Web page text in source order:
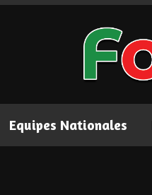
Equipes Nationales